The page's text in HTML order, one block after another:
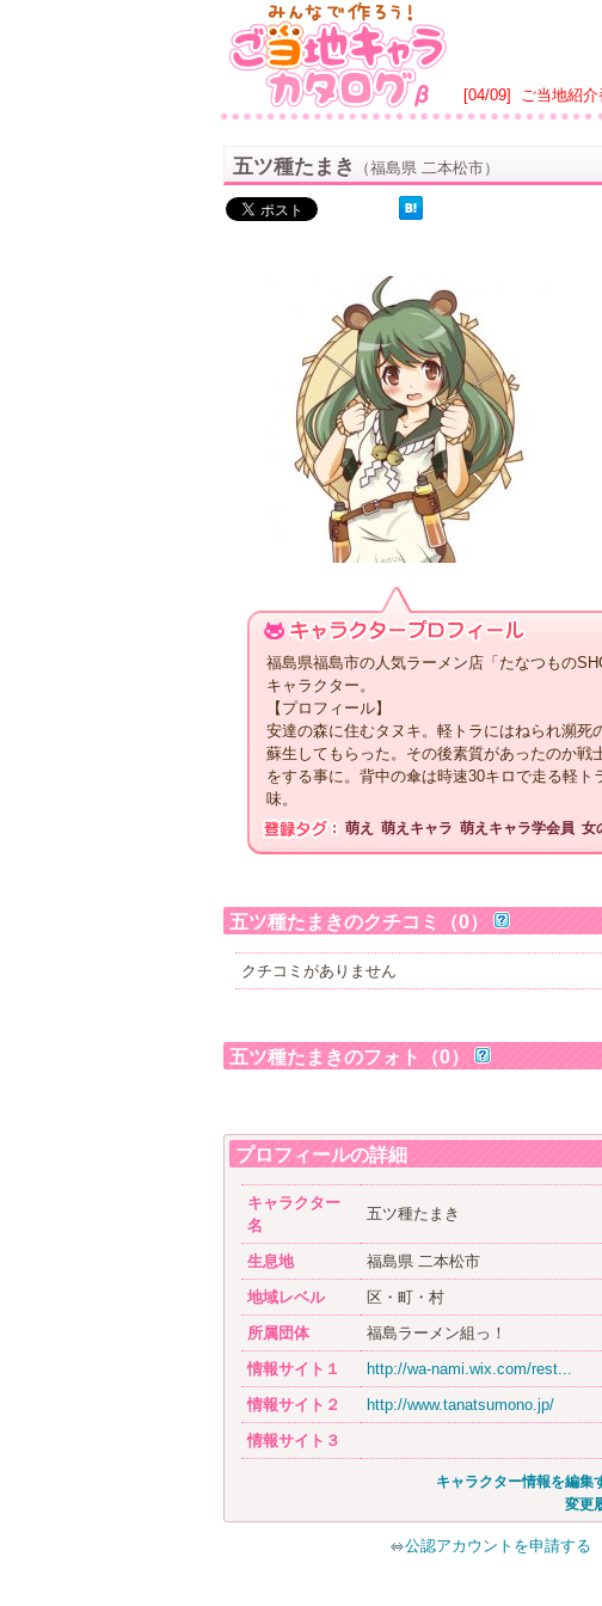
[04/09] ご当地紹
五ツ種たまき （福島県 二本松市）
福島県福島市の人気ラーメン店「たなつもの
キャラクター。
【プロフィール】
安達の森に住むタヌキ。軽トラにはねられ瀕
蘇生してもらった。その後素質があったのか戦
をする事に。背中の傘は時速30キロで走る軽
味。
萌え 萌えキャラ 萌えキャラ学会員 女
五ツ種たまきのクチコミ（0）
クチコミがありません
五ツ種たまきのフォト（0）
プロフィールの詳細
キャラクター
名
五ツ種たまき
生息地
福島県 二本松市
地域レベル
区・町・村
所属団体
福島ラーメン組っ！
情報サイト１
http://wa-nami.wix.com/rest...
情報サイト２
http://www.tanatsumono.jp/
情報サイト３
キャラクター情報を編集
変更
公認アカウントを申請する